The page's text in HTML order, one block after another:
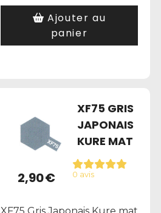
Ajouter au
panier
XF75 GRIS
JAPONAIS
KURE MAT
0 avis
2,90€